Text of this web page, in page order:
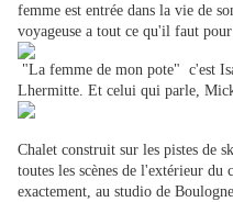
femme est entrée dans la vie de
voyageuse a tout ce qu'il faut
"La femme de mon pote" c'est
Lhermitte. Et celui qui parle,
Chalet construit sur les pistes de
toutes les scènes de l'exté­rieur
exactement, au studio de